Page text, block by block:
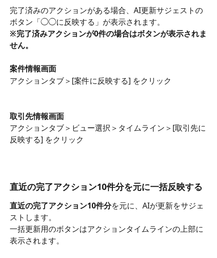
完了済みのアクションがある場合、AI更新サジェストの
ボタン「◯◯に反映する」が表示されます。
※完了済みアクションが0件の場合はボタンが表示されま
せん。
案件情報画面
アクションタブ＞[案件に反映する] をクリック
取引先情報画面
アクションタブ＞ビュー選択＞タイムライン＞[取引先に
反映する] をクリック
直近の完了アクション10件分を元に一括反映する
直近の完了アクション10件分を元に、AIが更新をサジェ
ストします。
一括更新用のボタンはアクションタイムラインの上部に
表示されます。